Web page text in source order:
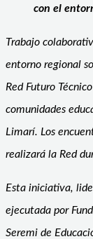
con el
Trabajo
entorno regional
Red Futuro
comunidades
Limarí. Los
realizará la Red
Esta iniciativa,
ejecutada por
Seremi de